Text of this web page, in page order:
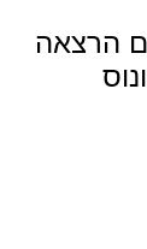
הרצאה